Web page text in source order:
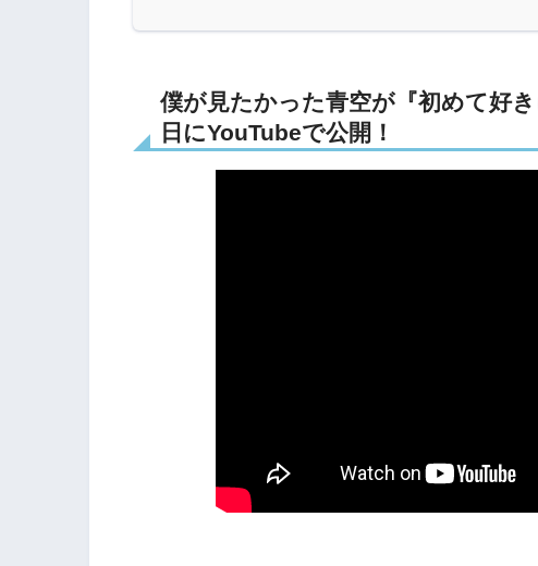
僕が見たかった青空が『初めて好
日にYouTubeで公開！